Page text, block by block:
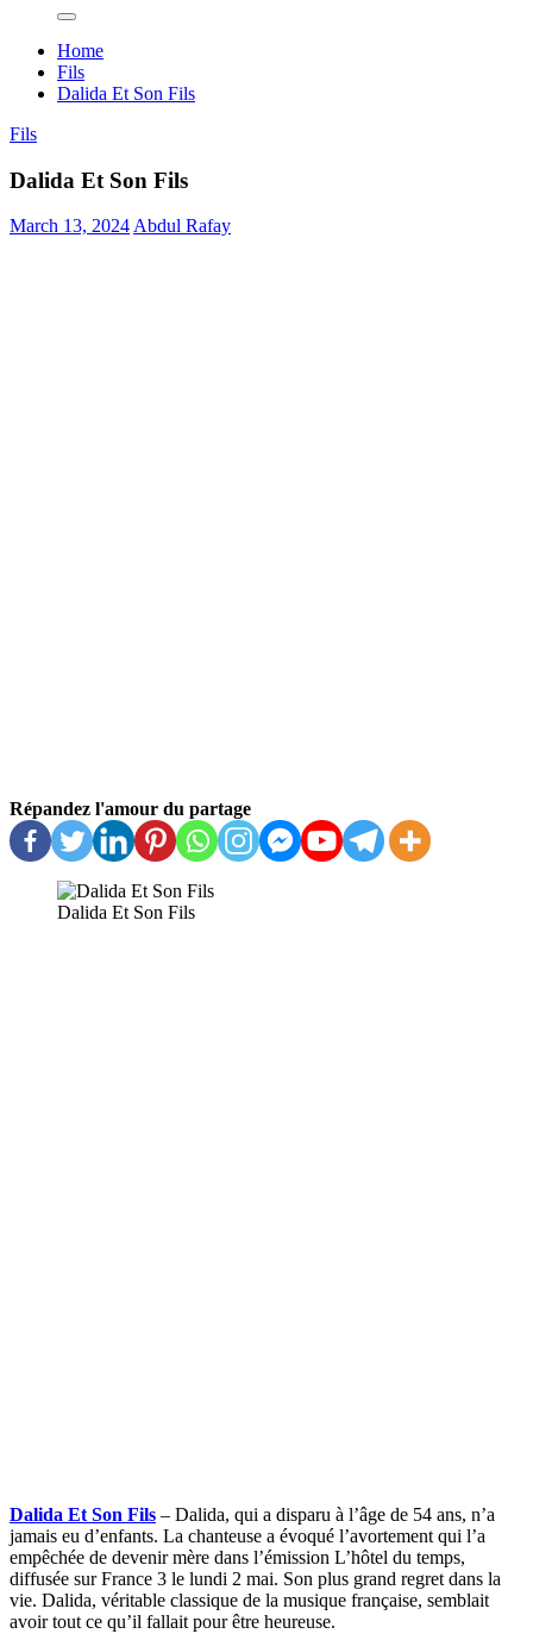
Home
Fils
Dalida Et Son Fils
Fils
Dalida Et Son Fils
March 13, 2024Abdul Rafay
Répandez l'amour du partage
Dalida Et Son Fils
Dalida Et Son Fils – Dalida, qui a disparu à l’âge de 54 ans, n’a
jamais eu d’enfants. La chanteuse a évoqué l’avortement qui l’a
empêchée de devenir mère dans l’émission L’hôtel du temps,
diffusée sur France 3 le lundi 2 mai. Son plus grand regret dans la
vie. Dalida, véritable classique de la musique française, semblait
avoir tout ce qu’il fallait pour être heureuse.